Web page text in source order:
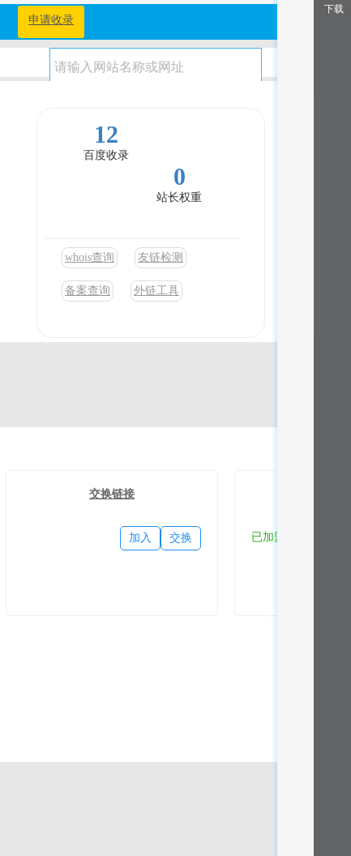
申请收录
12
百度收录
0
站长权重
whois查询 友链检测
备案查询 外链工具
交换链接
交换
加入 已加盟
下载